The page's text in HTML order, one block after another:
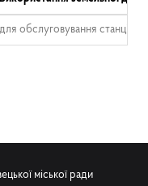
для обслуговування станції
міської ради